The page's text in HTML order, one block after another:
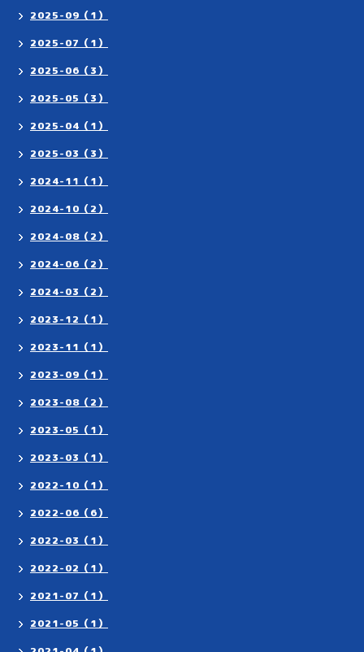
2025-09（1）
2025-07（1）
2025-06（3）
2025-05（3）
2025-04（1）
2025-03（3）
2024-11（1）
2024-10（2）
2024-08（2）
2024-06（2）
2024-03（2）
2023-12（1）
2023-11（1）
2023-09（1）
2023-08（2）
2023-05（1）
2023-03（1）
2022-10（1）
2022-06（6）
2022-03（1）
2022-02（1）
2021-07（1）
2021-05（1）